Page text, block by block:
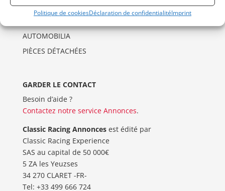
Politique de cookiesDéclaration de confidentialitéImprint
MOTO
AUTOMOBILIA
PIÈCES DÉTACHÉES
GARDER LE CONTACT
Besoin d’aide ?
Contactez notre service Annonces.
Classic Racing Annoncesest édité par
Classic Racing Experience
SAS au capital de 50 000€
5 ZA les Yeuzses
34 270 CLARET -FR-
Tel: ‭+33 499 666 724‬